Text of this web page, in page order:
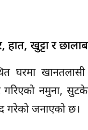
खुट्टा र
घरमा
नमुना,
गरेको जनाएको छ।